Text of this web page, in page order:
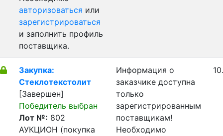
авторизоваться или
зарегистрироваться
и заполнить профиль
поставщика.
Закупка:
Стеклотекстолит
[Завершен]
Победитель выбран
Лот №: 802
АУКЦИОН (покупка
Информация о
заказчике доступна
только
зарегистрированным
поставщикам!
Необходимо